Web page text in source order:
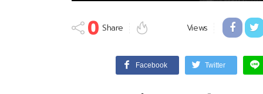
0 Share Views
Facebook Twitter